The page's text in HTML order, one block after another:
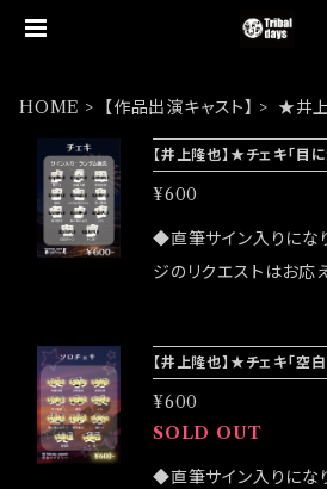
HOME 【作品出演キャスト】 ★井
【井上隆也】★チェキ「目
¥600
◆直筆サイン入りにな
ジのリクエストはお
みるんだ、夏。」大感謝
詳細はこちら↓
o/6752405
【井上隆也】★チェキ「空
¥600
SOLD OUT
◆直筆サイン入りにな